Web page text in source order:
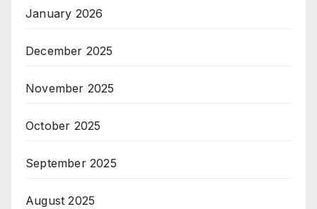
January 2026
December 2025
November 2025
October 2025
September 2025
August 2025